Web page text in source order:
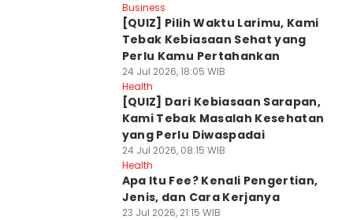
Business
[QUIZ] Pilih Waktu Larimu, Kami
Tebak Kebiasaan Sehat yang
Perlu Kamu Pertahankan
24 Jul 2026, 18:05 WIB
Health
[QUIZ] Dari Kebiasaan Sarapan,
Kami Tebak Masalah Kesehatan
yang Perlu Diwaspadai
24 Jul 2026, 08:15 WIB
Health
Apa Itu Fee? Kenali Pengertian,
Jenis, dan Cara Kerjanya
23 Jul 2026, 21:15 WIB